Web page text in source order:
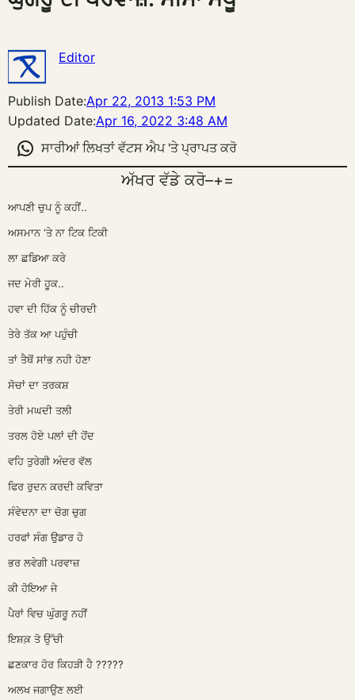
Editor
Publish Date:Apr 22, 2013 1:53 PM
Updated Date:Apr 16, 2022 3:48 AM
ਸਾਰੀਆਂ ਲਿਖਤਾਂ ਵੱਟਸ ਐਪ 'ਤੇ ਪ੍ਰਾਪਤ ਕਰੋ
ਅੱਖਰ ਵੱਡੇ ਕਰੋ–+=
ਆਪਣੀ ਚੁਪ ਨੂੰ ਕਹੀਂ..
ਅਸਮਾਨ ‘ਤੇ ਨਾ ਟਿਕ ਟਿਕੀ
ਲਾ ਛਡਿਆ ਕਰੇ
ਜਦ ਮੇਰੀ ਹੂਕ..
ਹਵਾ ਦੀ ਹਿੱਕ ਨੂੰ ਚੀਰਦੀ
ਤੇਰੇ ਤੱਕ ਆ ਪਹੁੰਚੀ
ਤ ਤੈਥੋਂ ਸਭ ਨਹੀ ਹੋਣਾ
ਸੋਚਾਂ ਦਾ ਤਰਕਸ਼
ਤੇਰੀ ਮਘਦੀ ਤਲੀ
ਤਰਲ ਹੋਏ ਪਲਾਂ ਦੀ ਹੋਂਦ
ਵਹਿ ਤੁਰੇਗੀ ਅੰਦਰ ਵੱਲ
ਫਿਰ ਰੁਦਨ ਕਰਦੀ ਕਵਿਤਾ
ਸੰਵੇਦਨਾ ਦਾ ਚੋਗ ਚੁਗ
ਹਰਫਾਂ ਸੰਗ ਉਡਾਰ ਹੋ
ਭਰ ਲਵੇਗੀ ਪਰਵਾਜ਼
ਕੀ ਹੋਇਆ ਜੇ
ਪੈਰਾਂ ਵਿਚ ਘੁੰਗਰੂ ਨਹੀਂ
ਇਸ਼ਕ਼ ਤੋ ਉੱਚੀ
ਛਣਕਾਰ ਹੋਰ ਕਿਹੜੀ ਹੈ ?????
ਅਲਖ ਜਗਾਉਣ ਲਈ